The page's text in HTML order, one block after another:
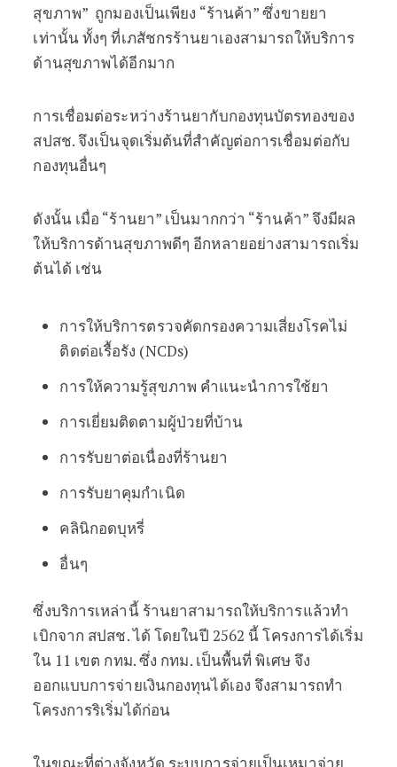
สุขภาพ” ถูกมองเป็นเพียง “ร้านค้า” ซึ่งขายยา
เท่านั้น ทั้งๆ ที่เภสัชกรร้านยาเองสามารถให้บริการ
ด้านสุขภาพได้อีกมาก
การเชื่อมต่อระหว่างร้านยากับกองทุนบัตรทองของ
สปสช. จึงเป็นจุดเริ่มต้นที่สำคัญต่อการเชื่อมต่อกับ
กองทุนอื่นๆ
ดังนั้น เมื่อ “ร้านยา” เป็นมากกว่า “ร้านค้า” จึงมีผล
ให้บริการด้านสุขภาพดีๆ อีกหลายอย่างสามารถเริ่ม
ต้นได้ เช่น
การให้บริการตรวจคัดกรองความเสี่ยงโรคไม่
ติดต่อเรื้อรัง (NCDs)
การให้ความรู้สุขภาพ คำแนะนำการใช้ยา
การเยี่ยมติดตามผู้ป่วยที่บ้าน
การรับยาต่อเนื่องที่ร้านยา
การรับยาคุมกำเนิด
คลินิกอดบุหรี่
อื่นๆ
ซึ่งบริการเหล่านี้ ร้านยาสามารถให้บริการแล้วทำ
เบิกจาก สปสช. ได้ โดยในปี 2562 นี้ โครงการได้เริ่ม
ใน 11 เขต กทม. ซึ่ง กทม. เป็นพื้นที่ พิเศษ จึง
ออกแบบการจ่ายเงินกองทุนได้เอง จึงสามารถทำ
โครงการริเริ่มได้ก่อน